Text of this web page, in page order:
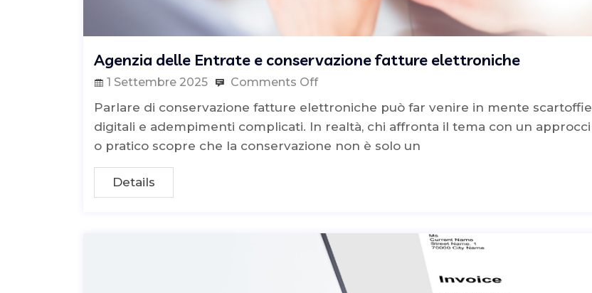
Agenzia delle Entrate e conservazione fatture elettroniche
1 Settembre 2025 Comments Off
Parlare di conservazione fatture elettroniche può far venire in mente scartoffie
digitali e adempimenti complicati. In realtà, chi affronta il tema con un approcci
o pratico scopre che la conservazione non è solo un
Details